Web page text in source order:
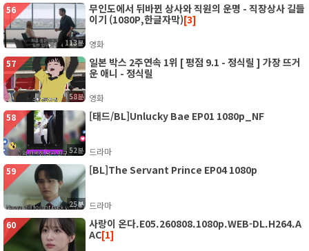
113분
56
무인도에서 뒤바뀐 상사와 직원의 운명 - 직장상사 길들
이기 (1080P,한글자막)[3]
영화
58분
57
일본 박스 2주연속 1위 [ 평점 9.1 - 정식릴 ] 가장 뜨거
운 애니 - 정식릴
영화
52분
58 [태드/BL]Unlucky Bae EP01 1080p_NF
드라마
25분
59 [BL]The Servant Prince EP04 1080p
드라마
60
사랑이 온다.E05.260808.1080p.WEB-DL.H264.A
AC[1]